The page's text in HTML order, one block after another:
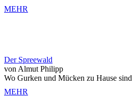
MEHR
Der Spreewald
von Almut Philipp
Wo Gurken und Mücken zu Hause sind
MEHR